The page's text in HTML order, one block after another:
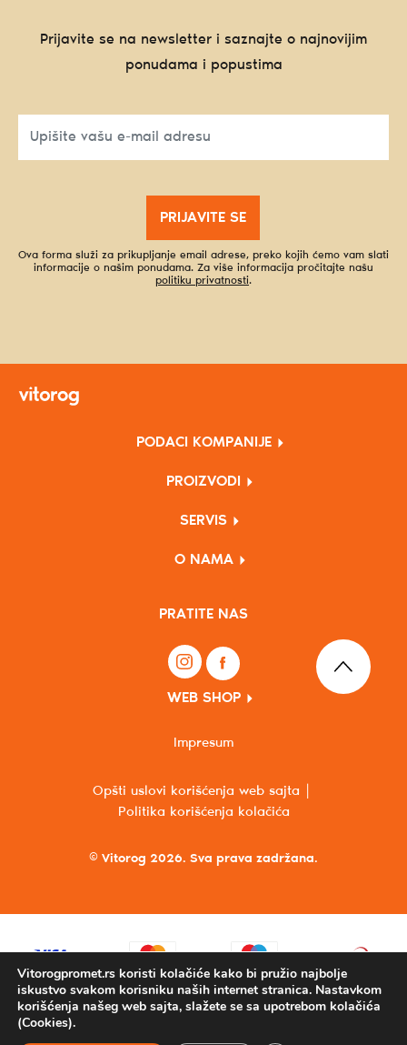
Prijavite se na newsletter i saznajte o najnovijim
ponudama i popustima
PRIJAVITE SE
Ova forma služi za prikupljanje email adrese, preko kojih ćemo vam slati
informacije o našim ponudama. Za više informacija pročitajte našu
politiku privatnosti.
PODACI KOMPANIJE
PROIZVODI
SERVIS
O NAMA
PRATITE NAS
WEB SHOP
© Vitorog 2026. Sva prava zadržana.
Opšti uslovi korišćenja web sajta
Politika korišćenja kolačića
Impresum
Vitorogpromet.rs koristi kolačiće kako bi pružio najbolje
iskustvo svakom korisniku naših internet stranica. Nastavkom
korišćenja našeg web sajta, slažete se sa upotrebom kolačića
(Cookies).